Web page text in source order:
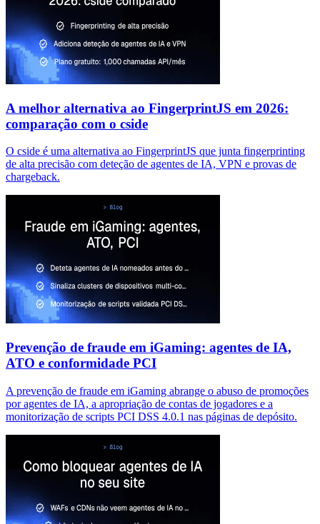
A melhor alternativa ao FingerprintJS em 2026:
comparação com o cside
O cside é uma alternativa ao FingerprintJS que junta fingerprinting
de alta precisão com deteção de agentes de IA, VPN e provas de
chargeback.
Prevenção de fraude em iGaming: agentes de IA,
ATO e conformidade PCI
A prevenção de fraude em iGaming abrange o abuso de promoções
por agentes de IA, a apropriação de contas de jogadores e a
monitorização de scripts PCI DSS 4.0.1 nas páginas de depósito.